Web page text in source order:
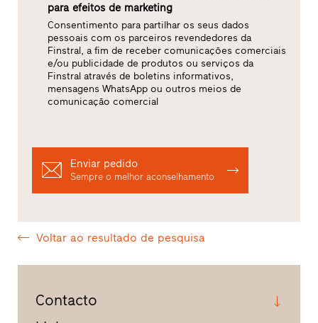
para efeitos de marketing
Consentimento para partilhar os seus dados
pessoais com os parceiros revendedores da
Finstral, a fim de receber comunicações comerciais
e/ou publicidade de produtos ou serviços da
Finstral através de boletins informativos,
mensagens WhatsApp ou outros meios de
comunicação comercial
Enviar pedido
Sempre o melhor aconselhamento
Voltar ao resultado de pesquisa
Contacto